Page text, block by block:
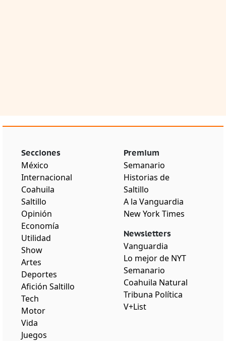
Secciones
México
Internacional
Coahuila
Saltillo
Opinión
Economía
Utilidad
Show
Artes
Deportes
Afición Saltillo
Tech
Motor
Vida
Juegos
Premium
Semanario
Historias de
Saltillo
A la Vanguardia
New York Times
Newsletters
Vanguardia
Lo mejor de NYT
Semanario
Coahuila Natural
Tribuna Política
V+List